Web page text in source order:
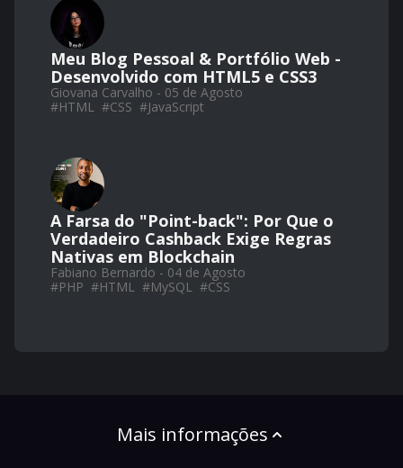
Meu Blog Pessoal & Portfólio Web -
Desenvolvido com HTML5 e CSS3
Giovana Carvalho - 05 de Agosto
#HTML #CSS #JavaScript
A Farsa do "Point-back": Por Que o
Verdadeiro Cashback Exige Regras
Nativas em Blockchain
Fabiano Bernardo - 04 de Agosto
#PHP #HTML #MySQL #CSS
Mais informações